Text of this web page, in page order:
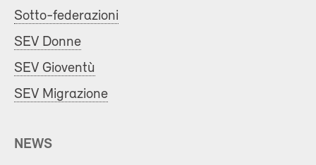
Sotto-federazioni
SEV Donne
SEV Gioventù
SEV Migrazione
NEWS